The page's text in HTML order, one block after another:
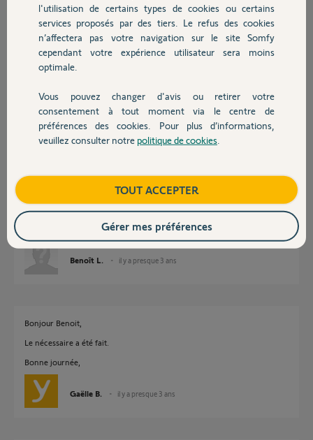
Autres produits
Devis avec un pro
Contact
Réponses
Bonjour Maxime,
Bonne journée,
Gaëlle B. il y a presque 3 ans
Bonjour, j'ai acheter une tahoma d'occasion mais je ne peux pas me
connecter dessus elle est rester appairé à l'ancien proprio, voici le pin
1202-6721-5657
Benoît L. il y a presque 3 ans
Bonjour Benoit,
Le nécessaire a été fait.
Bonne journée,
Gaëlle B. il y a presque 3 ans
l'utilisation de certains types de cookies ou certains
services proposés par des tiers. Le refus des cookies
n’affectera pas votre navigation sur le site Somfy
cependant votre expérience utilisateur sera moins
optimale.
Vous pouvez changer d'avis ou retirer votre
consentement à tout moment via le centre de
préférences des cookies. Pour plus d’informations,
veuillez consulter notre politique de cookies
TOUT ACCEPTER
Gérer mes préférences